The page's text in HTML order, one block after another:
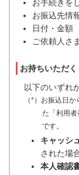
お手続きを
お振込先情
日付・金額
ご依頼人さ
お持ちいただ
以下のいずれ
（*）お振込日
た「利用
です。
キャッシ
された場
本人確認